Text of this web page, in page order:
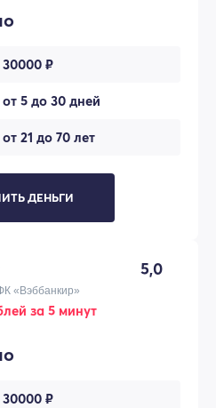
30000 ₽
от 5 до 30 дней
от 21 до 70 лет
ДЕНЬГИ
5,0
«Вэббанкир»
за 5 минут
30000 ₽